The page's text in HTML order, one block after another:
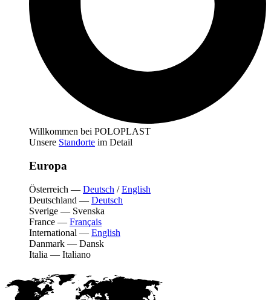
Willkommen bei POLOPLAST
Unsere Standorte im Detail
Europa
Österreich — Deutsch /English
Deutschland — Deutsch
Sverige — Svenska
France — Français
International — English
Danmark — Dansk
Italia — Italiano